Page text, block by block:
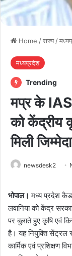
Home /राज्य /
मध्यप्रदेश
Trending
मप्र के IAS
को केंद्रीय
मिली
newsdesk2
भोपाल। मध्य प्रदेश
लवानिया को केंद्र
पर बुलाते हुए कृषि एवं
है। यह नियुक्ति सेंट्रल
कार्मिक एवं प्रशिक्षण